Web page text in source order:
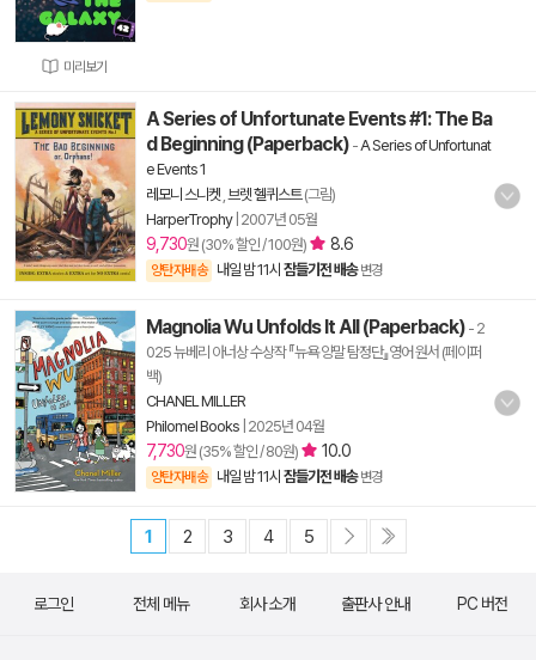
미리보기
A Series of Unfortunate Events #1: The Ba
d Beginning (Paperback) -A Series of Unfortunat
e Events 1
레모니 스니켓 브렛 헬퀴스트(그림)
HarperTrophy| 2007년 05월
9,730원 (30% 할인 / 100원) 8.6
양탄자배송 내일 밤 11시 잠들기전 배송 변경
Magnolia Wu Unfolds It All (Paperback) - 2
025 뉴베리 아너상 수상작 『뉴욕 양말 탐정단』영어 원서 (페이퍼
백)
CHANEL MILLER
Philomel Books 2025년 04월
7,730원 (35% 할인 / 80원) 10.0
양탄자배송 내일 밤 11시 잠들기전 배송 변경
1 2 3 4 5
로그인 전체 메뉴 회사 소개 출판사 안내 PC 버전